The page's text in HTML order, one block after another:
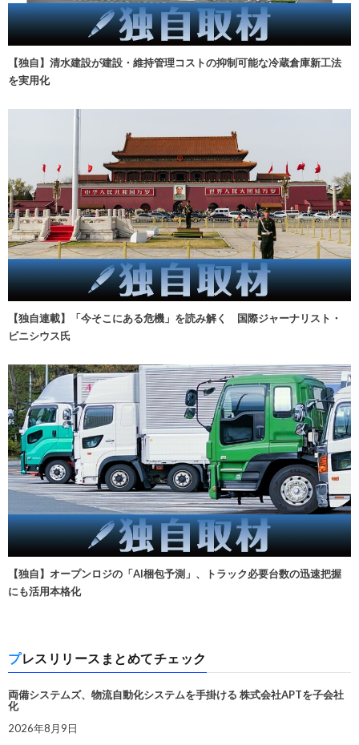
【独自】清水建設が建設・維持管理コストの抑制可能な冷蔵倉庫新工法
を実用化
【独自連載】「今そこにある危機」を読み解く 国際ジャーナリスト・
ビニシウス氏
【独自】オープンロジの「AI梱包予測」、トラック必要台数の迅速把握
にも活用本格化
プレスリリースまとめてチェック
両備システムズ、物流自動化システムを手掛ける 株式会社APTを子会社
化
2026年8月9日